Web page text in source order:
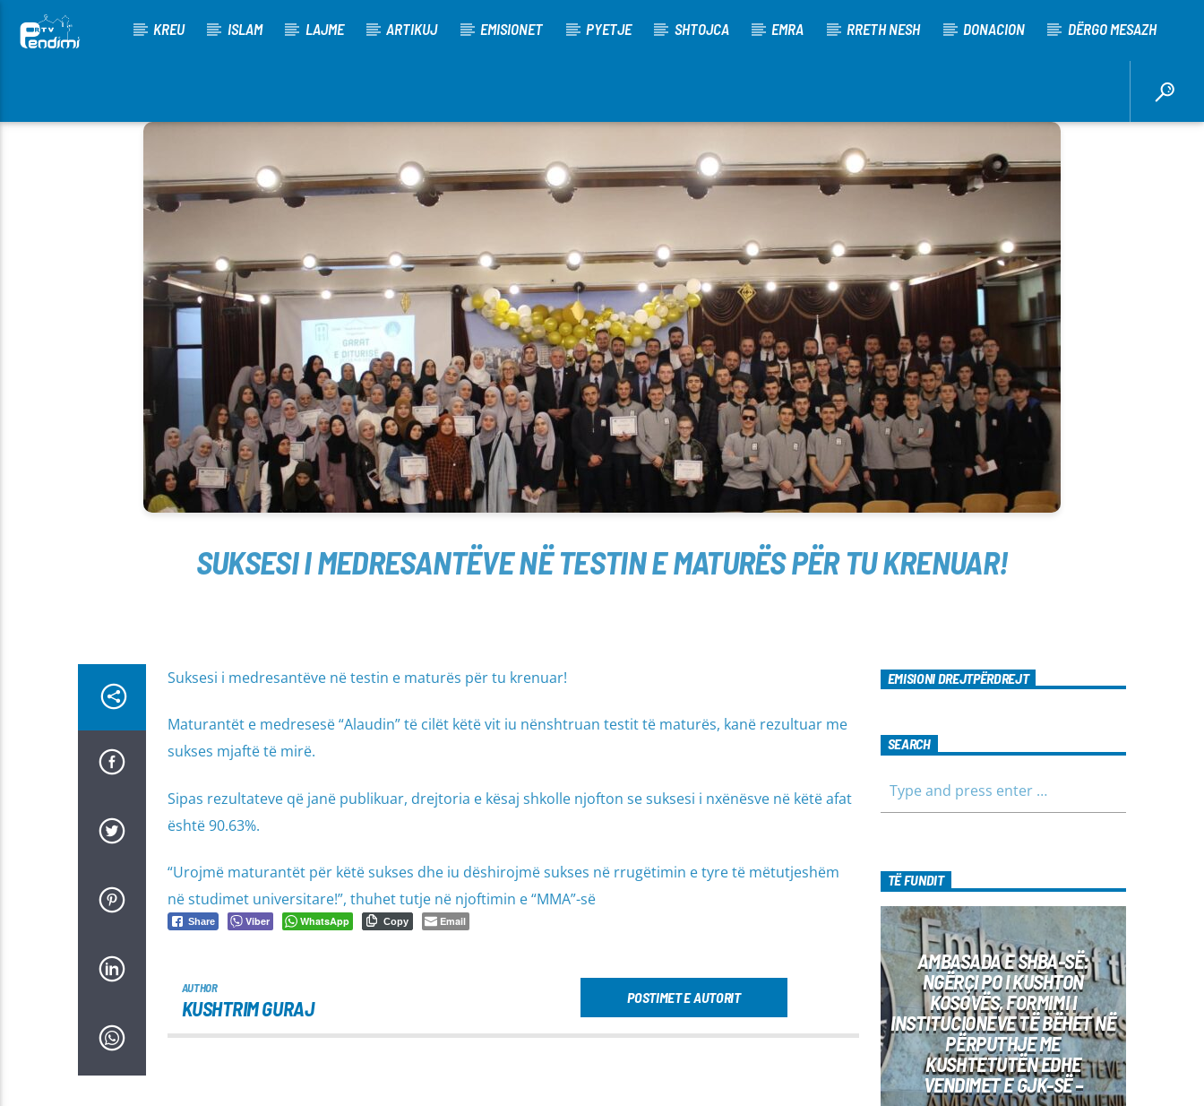
KREU ISLAM LAJME ARTIKUJ EMISIONET PYETJE SHTOJCA EMRA RRETH NESH DONACION DËRGO MESAZH
[There are no radio stations in the database]
SUKSESI I MEDRESANTËVE NË TESTIN E MATURËS PËR TU KRENUAR!
Suksesi i medresantëve në testin e maturës për tu krenuar!
Maturantët e medresesë “Alaudin” të cilët këtë vit iu nënshtruan testit të maturës, kanë rezultuar me
sukses mjaftë të mirë.
Sipas rezultateve që janë publikuar, drejtoria e kësaj shkolle njofton se suksesi i nxënësve në këtë afat
është 90.63%.
“Urojmë maturantët për këtë sukses dhe iu dëshirojmë sukses në rrugëtimin e tyre të mëtutjeshëm
në studimet universitare!”, thuhet tutje në njoftimin e “MMA”-së
Share Viber WhatsApp Copy Email
AUTHOR
KUSHTRIM GURAJ POSTIMET E AUTORIT
EMISIONI DREJTPËRDREJT
SEARCH
TË FUNDIT
AMBASADA E SHBA-SË:
NGËRÇI PO I KUSHTON
KOSOVËS, FORMIMI I
INSTITUCIONEVE TË BËHET NË
PËRPUTHJE ME
KUSHTETUTËN EDHE
VENDIMET E GJK-SË –